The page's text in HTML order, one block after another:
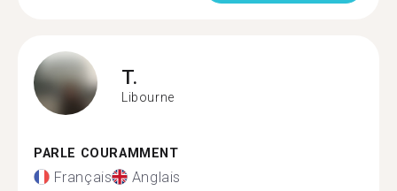
T.
Libourne
PARLE COURAMMENT
Français Anglais